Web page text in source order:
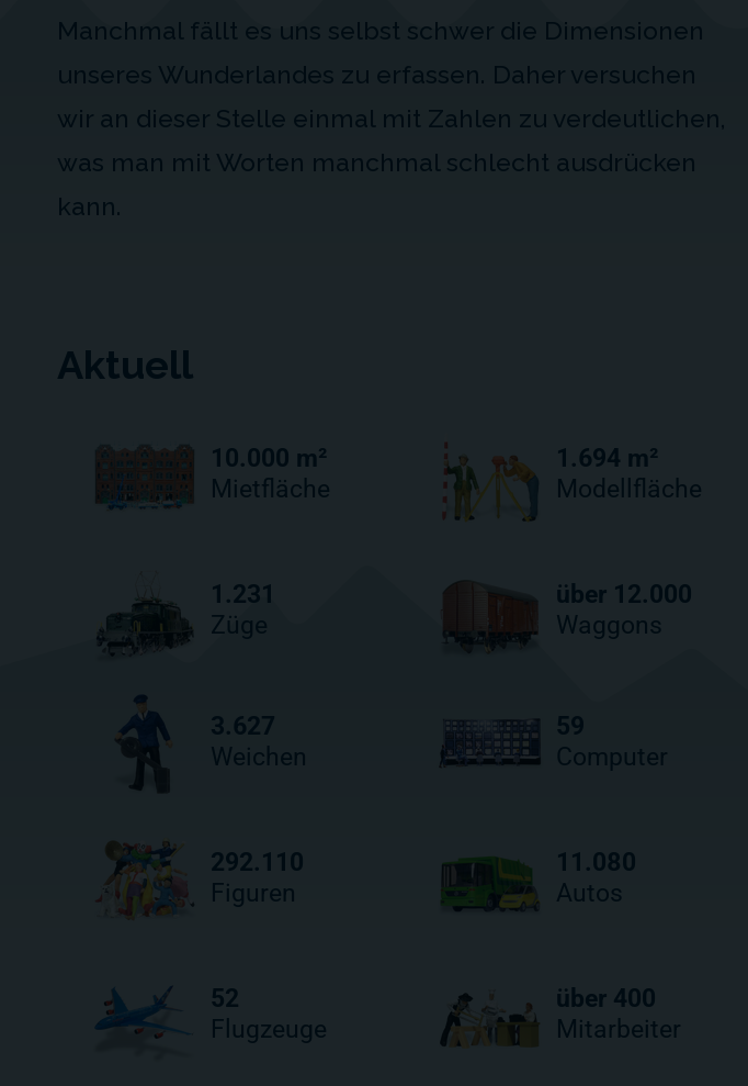
Manchmal fällt es uns selbst schwer die Dimensionen
unseres Wunderlandes zu erfassen. Daher versuchen
wir an dieser Stelle einmal mit Zahlen zu verdeutlichen,
was man mit Worten manchmal schlecht ausdrücken
kann.
Aktuell
10.000 m²
Mietfläche
1.694 m²
Modellfläche
1.231
Züge
über 12.000
Waggons
3.627
Weichen
59
Computer
292.110
Figuren
11.080
Autos
52
Flugzeuge
über 400
Mitarbeiter